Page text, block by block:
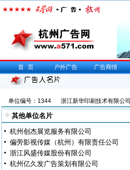
首页 户外广告 广告商情
单位编号：1344 浙江新华印刷技术有限公司
其他单位名片
杭州创杰展览服务有限公司
偏旁影视传媒（杭州）有限责任公司
浙江风盛传媒股份有限公司
杭州亿久发广告策划有限公司